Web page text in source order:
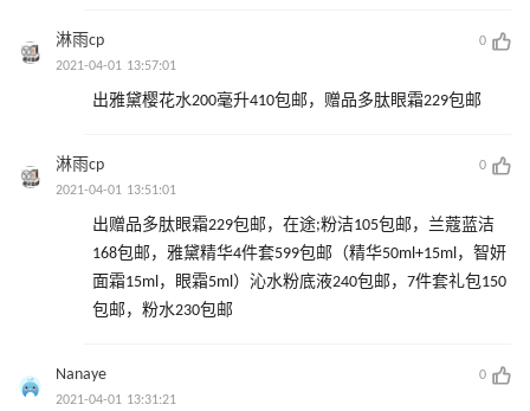
淋雨cp
0
2021-04-01 13:57:01
出雅黛樱花水200毫升410包邮，赠品多肽眼霜229包邮
淋雨cp
0
2021-04-01 13:51:01
出赠品多肽眼霜229包邮，在途;粉洁105包邮，兰蔻蓝洁
168包邮，雅黛精华4件套599包邮（精华50ml+15ml，智妍
面霜15ml，眼霜5ml）沁水粉底液240包邮，7件套礼包150
包邮，粉水230包邮
Nanaye
0
2021-04-01 13:31:21